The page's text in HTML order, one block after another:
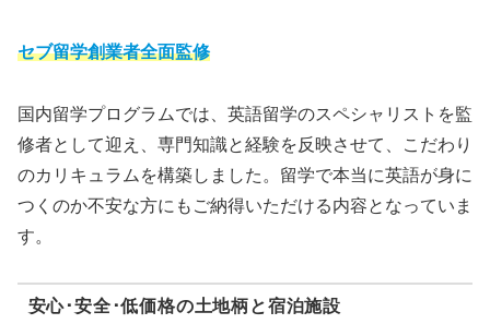
セブ留学創業者全面監修
国内留学プログラムでは、英語留学のスペシャリストを監
修者として迎え、専門知識と経験を反映させて、こだわり
のカリキュラムを構築しました。留学で本当に英語が身に
つくのか不安な方にもご納得いただける内容となっていま
す。
安心･安全･低価格の土地柄と宿泊施設